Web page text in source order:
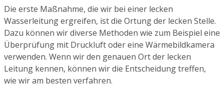
Die erste Maßnahme, die wir bei einer lecken
Wasserleitung ergreifen, ist die Ortung der lecken Stelle.
Dazu können wir diverse Methoden wie zum Beispiel eine
Überprüfung mit Druckluft oder eine Wärmebildkamera
verwenden. Wenn wir den genauen Ort der lecken
Leitung kennen, können wir die Entscheidung treffen,
wie wir am besten verfahren.